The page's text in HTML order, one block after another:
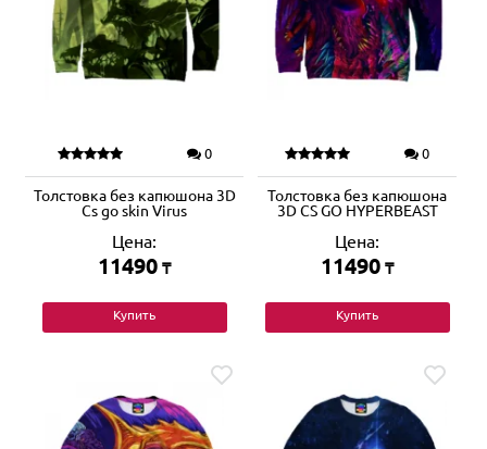
0
Толстовка без капюшона 3D
Cs go skin Virus
Цена:
11490 ₸
Купить
0
Толстовка без капюшона
3D CS GO HYPERBEAST
Цена:
11490 ₸
Купить